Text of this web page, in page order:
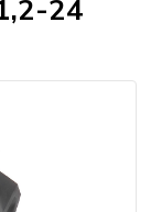
24